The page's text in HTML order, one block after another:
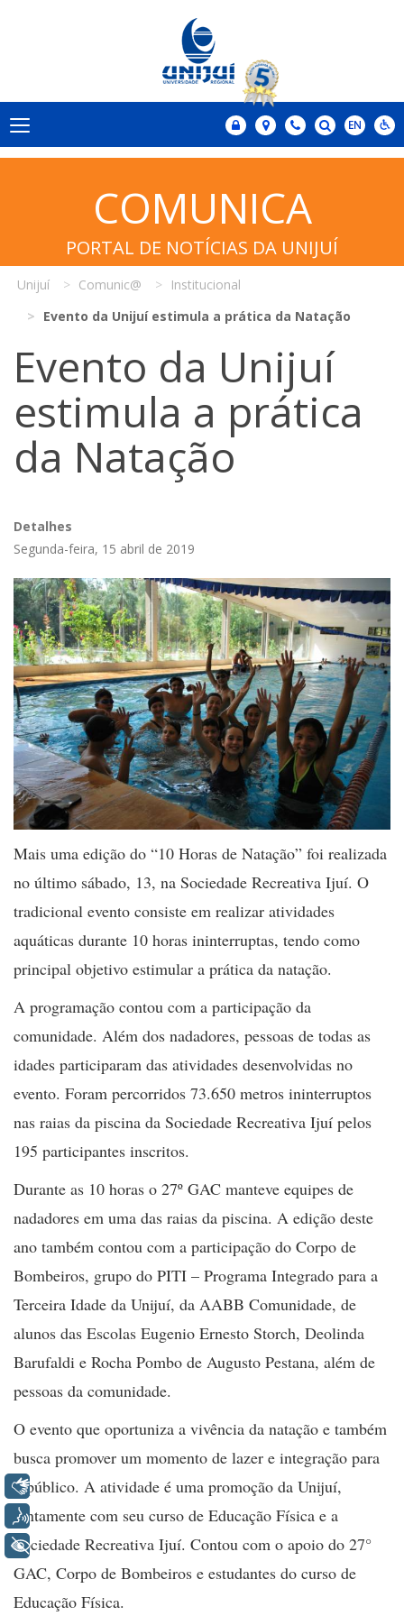
COMUNICA
PORTAL DE NOTÍCIAS DA UNIJUÍ
Unijuí Comunic@
Institucional
Evento da Unijuí estimula a prática da Natação
Evento da Unijuí
estimula a prática
da Natação
Detalhes
Segunda-feira, 15 abril de 2019
Mais uma edição do “10 Horas de Natação” foi realizada
no último sábado, 13, na Sociedade Recreativa Ijuí. O
tradicional evento consiste em realizar atividades
aquáticas durante 10 horas ininterruptas, tendo como
principal objetivo estimular a prática da natação.
A programação contou com a participação da
comunidade. Além dos nadadores, pessoas de todas as
idades participaram das atividades desenvolvidas no
evento. Foram percorridos 73.650 metros ininterruptos
nas raias da piscina da Sociedade Recreativa Ijuí pelos
195 participantes inscritos.
Durante as 10 horas o 27º GAC manteve equipes de
nadadores em uma das raias da piscina. A edição deste
ano também contou com a participação do Corpo de
Bombeiros, grupo do PITI – Programa Integrado para a
Terceira Idade da Unijuí, da AABB Comunidade, de
alunos das Escolas Eugenio Ernesto Storch, Deolinda
Barufaldi e Rocha Pombo de Augusto Pestana, além de
pessoas da comunidade.
O evento que oportuniza a vivência da natação e também
busca promover um momento de lazer e integração para
o público. A atividade é uma promoção da Unijuí,
juntamente com seu curso de Educação Física e a
Sociedade Recreativa Ijuí. Contou com o apoio do 27°
GAC, Corpo de Bombeiros e estudantes do curso de
Educação Física.
Libras
Voz
+ Acessibilidade